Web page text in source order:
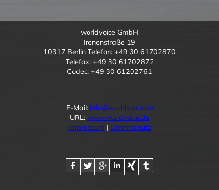
worldvoice GmbH
Irenenstraße 19
10317 Berlin Telefon: +49 30 61702870
Telefax: +49 30 61702872
Codec: +49 30 61202761
E-Mail: info@worldvoice.de
URL: www.worldvoice.de
Impressum | Datenschutz